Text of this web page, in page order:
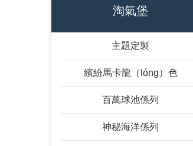
淘氣堡
主題定製
繽紛馬卡龍（lóng）色
百萬球池係列
神秘海洋係列